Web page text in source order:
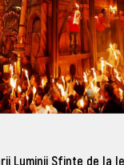
Luminii Sfinte de la